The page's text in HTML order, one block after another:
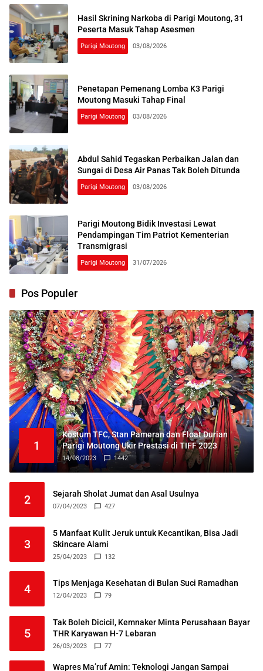
Hasil Skrining Narkoba di Parigi Moutong, 31
Peserta Masuk Tahap Asesmen
Parigi Moutong 03/08/2026
Penetapan Pemenang Lomba K3 Parigi
Moutong Masuki Tahap Final
Parigi Moutong 03/08/2026
Abdul Sahid Tegaskan Perbaikan Jalan dan
Sungai di Desa Air Panas Tak Boleh Ditunda
Parigi Moutong 03/08/2026
Parigi Moutong Bidik Investasi Lewat
Pendampingan Tim Patriot Kementerian
Transmigrasi
Parigi Moutong 31/07/2026
Pos Populer
1
Kostum TFC, Stan Pameran dan Float Durian
Parigi Moutong Ukir Prestasi di TIFF 2023
14/08/2023 1442
2 Sejarah Sholat Jumat dan Asal Usulnya
07/04/2023 427
3
5 Manfaat Kulit Jeruk untuk Kecantikan, Bisa Jadi
Skincare Alami
25/04/2023 132
4 Tips Menjaga Kesehatan di Bulan Suci Ramadhan
12/04/2023 79
5
Tak Boleh Dicicil, Kemnaker Minta Perusahaan Bayar
THR Karyawan H-7 Lebaran
26/03/2023 77
Wapres Ma’ruf Amin: Teknologi Jangan Sampai